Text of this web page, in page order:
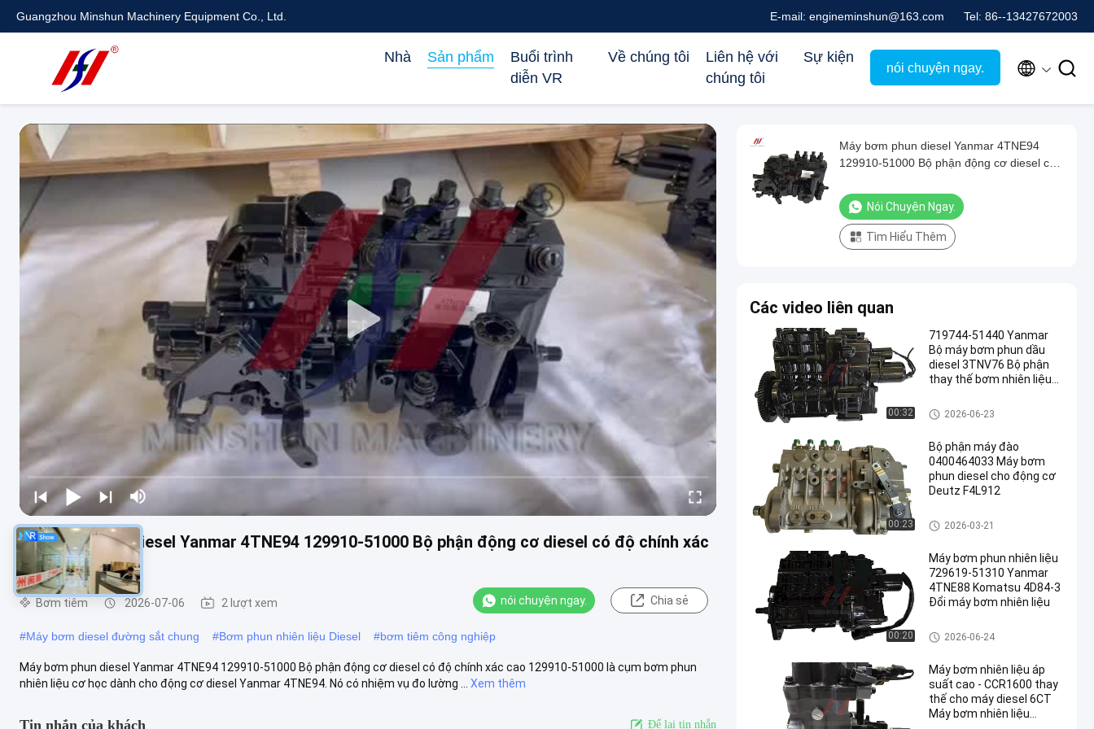
Guangzhou Minshun Machinery Equipment Co., Ltd. E-mail: engineminshun@163.com Tel: 86--13427672003
Nhà Sản phẩm
Buổi trình
diễn VR
Về chúng tôi
Liên hệ với
chúng tôi
Sự kiện
nói chuyện ngay.  
Máy bơm phun diesel Yanmar 4TNE94 129910-51000 Bộ phận động cơ diesel có độ chính xác
cao
Bơm tiêm 2026-07-06 2 lượt xem nói chuyện ngay. Chia sẻ
#Máy bơm diesel đường sắt chung #Bơm phun nhiên liệu Diesel #bơm tiêm công nghiệp
Máy bơm phun diesel Yanmar 4TNE94 129910-51000 Bộ phận động cơ diesel có độ chính xác cao 129910-51000 là cụm bơm phun
nhiên liệu cơ học dành cho động cơ diesel Yanmar 4TNE94. Nó có nhiệm vụ đo lường ...
Xem thêm
Tin nhắn của khách Để lại tin nhắn
Máy bơm phun diesel Yanmar 4TNE94
129910-51000 Bộ phận động cơ diesel có
Nói Chuyện Ngay.
Tìm Hiểu Thêm
Các video liên quan
00:32
719744-51440 Yanmar
Bộ máy bơm phun dầu
diesel 3TNV76 Bộ phận
thay thế bơm nhiên liệu
Bơm tiêm
2026-06-23
00:23
Bộ phận máy đào
0400464033 Máy bơm
phun diesel cho động cơ
Deutz F4L912
Bơm tiêm
2026-03-21
00:20
Máy bơm phun nhiên liệu
729619-51310 Yanmar
4TNE88 Komatsu 4D84-3
Đổi máy bơm nhiên liệu
Bơm tiêm
2026-06-24
Máy bơm nhiên liệu áp
suất cao - CCR1600 thay
thế cho máy diesel 6CT
Máy bơm nhiên liệu